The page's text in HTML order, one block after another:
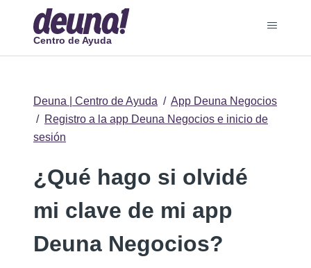
Centro de Ayuda
Deuna | Centro de Ayuda
App Deuna Negocios
Registro a la app Deuna Negocios e inicio de
sesión
¿Qué hago si olvidé
mi clave de mi app
Deuna Negocios?